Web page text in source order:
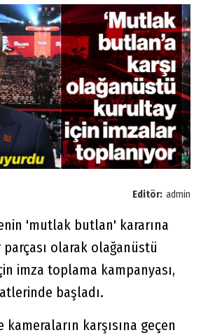
Editör: admin
'mutlak butlan' kararına
olarak olağanüstü
imza toplama kampanyası,
başladı.
karşısına geçen